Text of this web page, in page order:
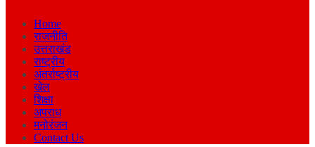
Home
राजनीति
उत्तराखंड
राष्ट्रीय
अंतर्राष्ट्रीय
खेल
शिक्षा
अपराध
मनोरंजन
Contact Us